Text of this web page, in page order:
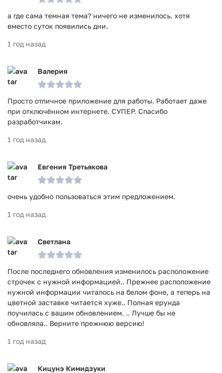
а где сама темная тема? ничего не изменилось. хотя
вместо суток появились дни.
1 год назад
Валерия
Просто отличное приложение для работы. Работает даже
при отключённом интернете. СУПЕР. Спасибо
разработчикам.
1 год назад
Евгения Третьякова
очень удобно пользоваться этим предложением.
1 год назад
Светлана
После последнего обновления изменилось расположение
строчек с нужной информацией.. Прежнее расположение
нужной информации читалось на белом фоне, а теперь на
цветной заставке читается хуже.. Полная ерунда
поучилась с вашим обновлением. .. Лучше бы не
обновляла.. Верните прежнюю версию!
1 год назад
Кицунэ Кимидзуки